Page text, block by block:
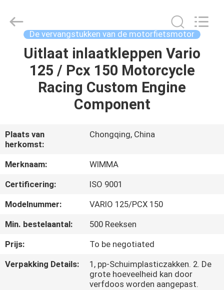
THUIS
PRODUCTEN
OVER
ONS
FABRIEKSTOCHT
KWALITEITSCONTROLE
NIEUWS
Spare
Parts
De vervangstukken van de motorfietsmotor
Uitlaat inlaatkleppen Vario
125 / Pcx 150 Motorcycle
Racing Custom Engine
Component
Plaats van
herkomst:
Chongqing, China
Merknaam:
WIMMA
Certificering:
ISO 9001
Modelnummer:
VARIO 125/PCX 150
Min. bestelaantal:
500 Reeksen
Prijs:
To be negotiated
Verpakking Details:
1, pp-Schuimplasticzakken. 2. De
grote hoeveelheid kan door
verfdoos worden aangepast.